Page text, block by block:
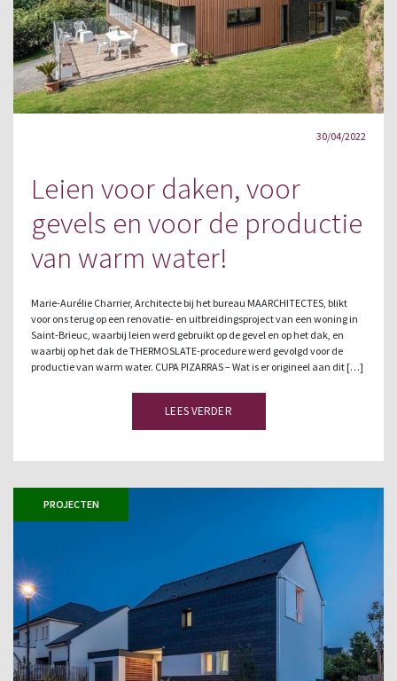
30/04/2022
Leien voor daken, voor
gevels en voor de productie
van warm water!
Marie-Aurélie Charrier, Architecte bij het bureau MAARCHITECTES, blikt
voor ons terug op een renovatie- en uitbreidingsproject van een woning in
Saint-Brieuc, waarbij leien werd gebruikt op de gevel en op het dak, en
waarbij op het dak de THERMOSLATE-procedure werd gevolgd voor de
productie van warm water. CUPA PIZARRAS – Wat is er origineel aan dit […]
LEES VERDER
PROJECTEN